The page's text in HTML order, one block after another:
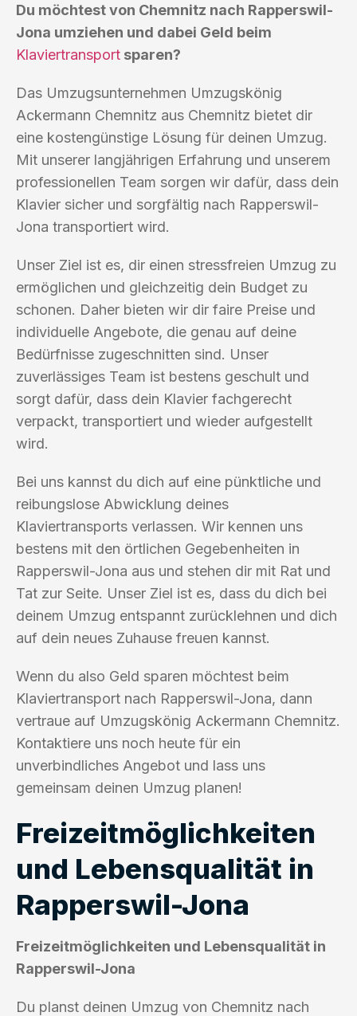
Du möchtest von Chemnitz nach Rapperswil-
Jona umziehen und dabei Geld beim
Klaviertransport sparen?
Das Umzugsunternehmen Umzugskönig
Ackermann Chemnitz aus Chemnitz bietet dir
eine kostengünstige Lösung für deinen Umzug.
Mit unserer langjährigen Erfahrung und unserem
professionellen Team sorgen wir dafür, dass dein
Klavier sicher und sorgfältig nach Rapperswil-
Jona transportiert wird.
Unser Ziel ist es, dir einen stressfreien Umzug zu
ermöglichen und gleichzeitig dein Budget zu
schonen. Daher bieten wir dir faire Preise und
individuelle Angebote, die genau auf deine
Bedürfnisse zugeschnitten sind. Unser
zuverlässiges Team ist bestens geschult und
sorgt dafür, dass dein Klavier fachgerecht
verpackt, transportiert und wieder aufgestellt
wird.
Bei uns kannst du dich auf eine pünktliche und
reibungslose Abwicklung deines
Klaviertransports verlassen. Wir kennen uns
bestens mit den örtlichen Gegebenheiten in
Rapperswil-Jona aus und stehen dir mit Rat und
Tat zur Seite. Unser Ziel ist es, dass du dich bei
deinem Umzug entspannt zurücklehnen und dich
auf dein neues Zuhause freuen kannst.
Wenn du also Geld sparen möchtest beim
Klaviertransport nach Rapperswil-Jona, dann
vertraue auf Umzugskönig Ackermann Chemnitz.
Kontaktiere uns noch heute für ein
unverbindliches Angebot und lass uns
gemeinsam deinen Umzug planen!
Freizeitmöglichkeiten
und Lebensqualität in
Rapperswil-Jona
Freizeitmöglichkeiten und Lebensqualität in
Rapperswil-Jona
Du planst deinen Umzug von Chemnitz nach